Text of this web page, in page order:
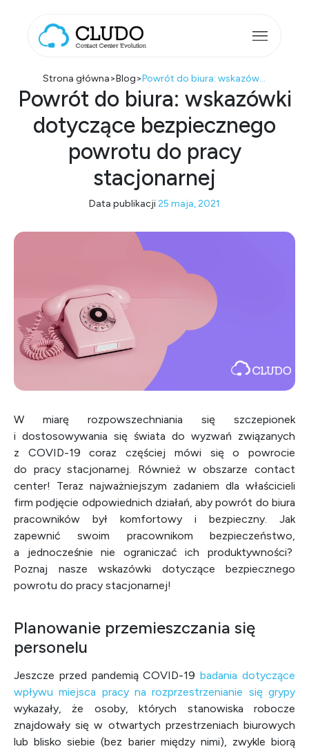
Main Navigation
Strona główna>Blog> Powrót do biura: wskazówki dotyczące bezpiecznego powrotu do pracy stacjonarnej
Powrót do biura: wskazówki
dotyczące bezpiecznego
powrotu do pracy
stacjonarnej
Data publikacji25 maja, 2021
W miarę rozpowszechniania się szczepionek
i dostosowywania się świata do wyzwań związanych
z COVID-19 coraz częściej mówi się o powrocie
do pracy stacjonarnej. Również w obszarze contact
center! Teraz najważniejszym zadaniem dla właścicieli
firmpodjęcie odpowiednich działań, aby powrót do biura
pracowników był komfortowy i bezpieczny. Jak
zapewnić swoim pracownikom bezpieczeństwo,
a jednocześnie nie ograniczać ich produktywności?
Poznaj nasze wskazówki dotyczące bezpiecznego
powrotu do pracy stacjonarnej!
Planowanie przemieszczania się
personelu
Jeszcze przed pandemią COVID-19badania dotyczące
wpływu miejsca pracy na rozprzestrzenianie się grypy
wykazały, że osoby, których stanowiska robocze
znajdowały się w otwartych przestrzeniach biurowych
lub blisko siebie (bez barier między nimi), zwykle biorą